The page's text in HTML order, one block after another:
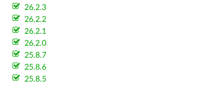
26.2.3
26.2.2
26.2.1
26.2.0
25.8.7
25.8.6
25.8.5